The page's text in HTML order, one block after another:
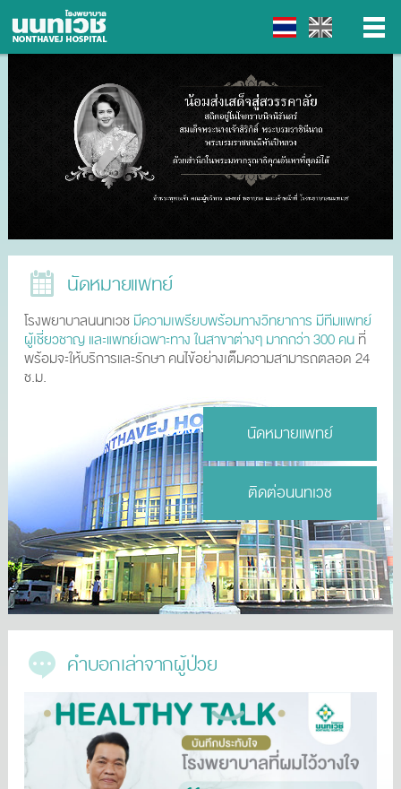
นัดหมายแพทย์
โรงพยาบาลนนทเวช มีความเพรียบพร้อมทางวิทยาการ มีทีมแพทย์
ผู้เชี่ยวชาญ และแพทย์เฉพาะทาง ในสาขาต่างๆ มากกว่า 300 คน ที่
พร้อมจะให้บริการและรักษา คนไข้อย่างเต็มความสามารถตลอด 24
ช.ม.
นัดหมายแพทย์
ติดต่อนนทเวช
คำบอกเล่าจากผู้ป่วย